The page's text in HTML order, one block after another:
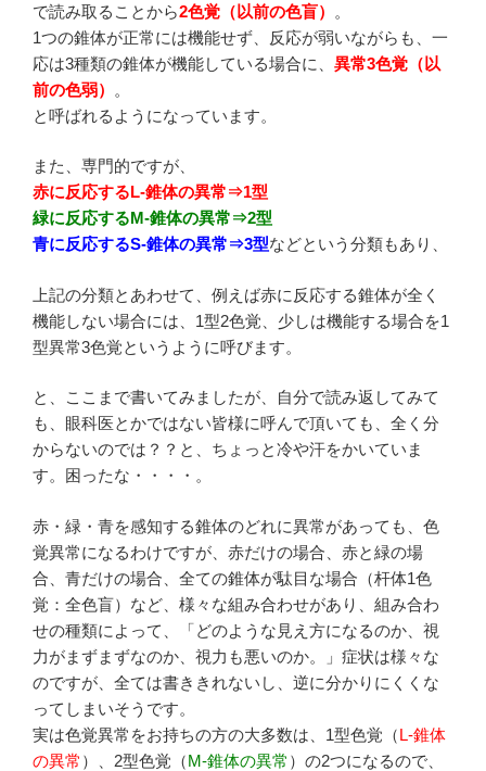
で読み取ることから2色覚（以前の色盲）
。
1つの錐体が正常には機能せず、反応が弱いながらも、一
応は3種類の錐体が機能している場合に、 異常3色覚（以
前の色弱）
。
と呼ばれるようになっています。
また、専門的ですが、
赤に反応するL-錐体の異常⇒1型
緑に反応するM-錐体の異常⇒2型
青に反応するS-錐体の異常⇒3型などという分類もあり、
上記の分類とあわせて、例えば赤に反応する錐体が全く
機能しない場合には、1型2色覚、少しは機能する場合を1
型異常3色覚というように呼びます。
と、ここまで書いてみましたが、自分で読み返してみて
も、眼科医とかではない皆様に呼んで頂いても、全く分
からないのでは？？と、ちょっと冷や汗をかいていま
す。困ったな・・・・。
赤・緑・青を感知する錐体のどれに異常があっても、色
覚異常になるわけですが、赤だけの場合、赤と緑の場
合、青だけの場合、全ての錐体が駄目な場合（杆体1色
覚：全色盲）など、様々な組み合わせがあり、組み合わ
せの種類によって、「どのような見え方になるのか、視
力がまずまずなのか、視力も悪いのか。」症状は様々な
のですが、全ては書ききれないし、逆に分かりにくくな
ってしまいそうです。
実は色覚異常をお持ちの方の大多数は、1型色覚（L-錐体
の異常 ）、2型色覚（M-錐体の異常 ）の2つになるので、